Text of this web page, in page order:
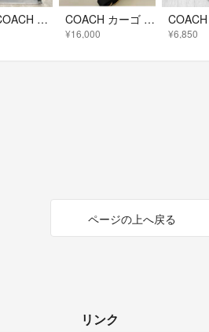
商品名COACH コーチ カーゴトートバッグ COACH カーゴ トート バッグ 26/レザーブラック
¥16,000 ¥6,850
ページの上へ戻る
リンク